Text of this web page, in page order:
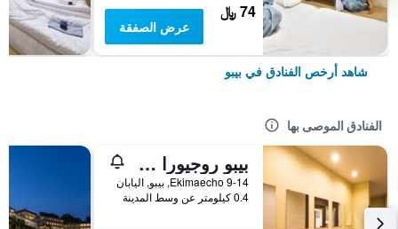
74 ﷼
عرض الصفقة
شاهد أرخص الفنادق في بيبو
الفنادق الموصى بها
بيبو روجيورا ستاياساونا
9-14 Ekimaecho, بيبو, اليابان
0.4 كيلومتر عن وسط المدينة